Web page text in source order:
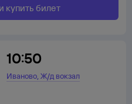
купить билет
10:50
Иваново,Ж/д вокзал